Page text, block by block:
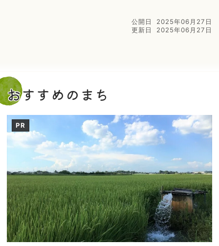
公開日
2025年06月27日
更新日
2025年06月27日
おすすめのまち
PR